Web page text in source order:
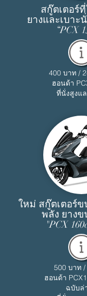
สกู๊ตเตอร์
ยางและเบา
“PCX
400 บาท /
ฮอนด้า
ที่นั่งสูงแ
ใหม่ สกู๊ตเตอร์
พลัง ยาง
"PCX
500 บาท
ฮอนด้า
ฉบับล่